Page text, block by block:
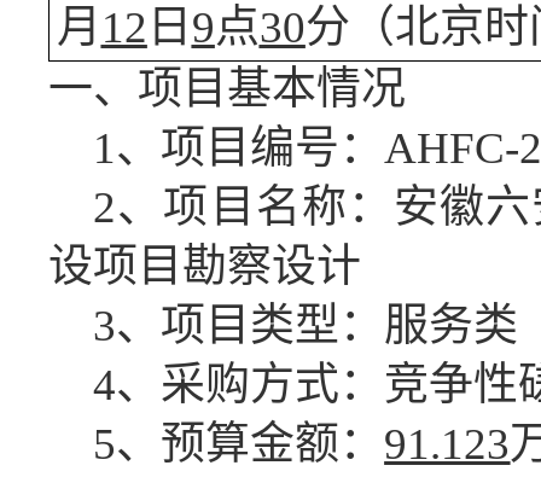
月 12 日 9点30分（北京
一、项目基本情况
1、项目编号：AHFC-
2、项目名称：安徽
设项目勘察设计
3、项目类型：服务类
4、采购方式：竞争性
5、预算金额： 91.123